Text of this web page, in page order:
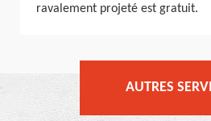
ravalement projeté est gratuit.
AUTRES